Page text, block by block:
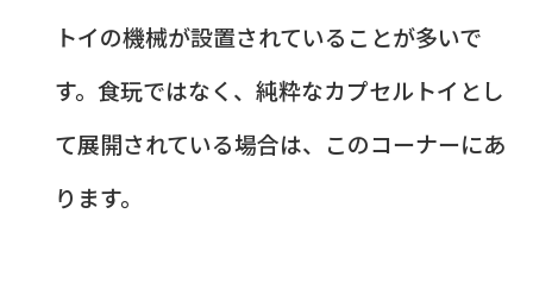
トイの機械が設置されていることが多いで
す。食玩ではなく、純粋なカプセルトイとし
て展開されている場合は、このコーナーにあ
ります。